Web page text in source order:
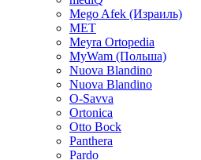
Mego Afek (Израиль)
MET
Meyra Ortopedia
MyWam (Польша)
Nuova Blandino
Nuova Blandino
O-Savva
Ortonica
Otto Bock
Panthera
Pardo